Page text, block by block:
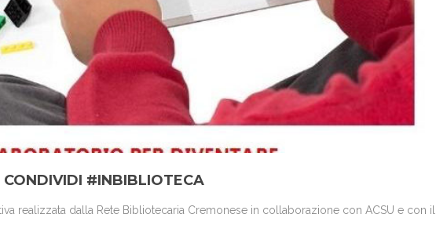
#INBIBLIOTECA
realizzata dalla Rete Bibliotecaria Cremonese in collaborazione con ACSU e con il